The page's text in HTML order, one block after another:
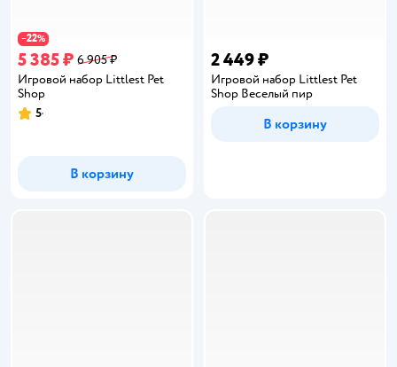
−22%
5 385 ₽ 6 905 ₽
Игровой набор Littlest Pet
Shop
Рейтинг:
5
В корзину
2 449 ₽
Игровой набор Littlest Pet
Shop Веселый пир
В корзину